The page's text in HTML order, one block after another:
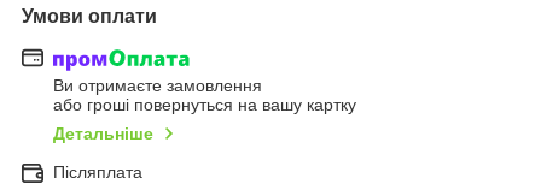
Умови оплати
Ви отримаєте замовлення
або гроші повернуться на вашу картку
Детальніше
Післяплата